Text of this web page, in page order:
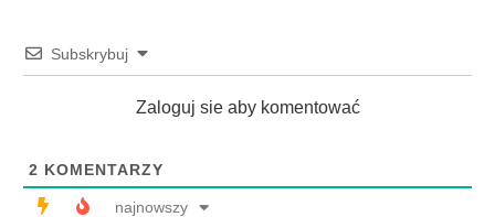
Subskrybuj
Zaloguj sie aby komentować
2 KOMENTARZY
najnowszy